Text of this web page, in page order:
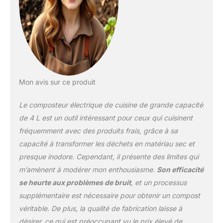
vous n'avez pas à payer
des frais élevés
d'élimination des
déchets, minimisant
votre empreinte carbone
filtres à charbon actif : le
cuisine est équipé de 2
filtres à charbon actif, qui
peuvent réduire l'odeur
générée par les déchets
alimentaires traités dans
traditionnelles. Le
système vous rappellera
automatiquement de
remplacer le charbon
Mon avis sur ce produit
Le composteur électrique de cuisine de grande capacité
de 4 L est un outil intéressant pour ceux qui cuisinent
fréquemment avec des produits frais, grâce à sa
capacité à transformer les déchets en matériau sec et
presque inodore. Cependant, il présente des limites qui
m’amènent à modérer mon enthousiasme. Son efficacité
se heurte aux problèmes de bruit, et un processus
supplémentaire est nécessaire pour obtenir un compost
véritable. De plus, la qualité de fabrication laisse à